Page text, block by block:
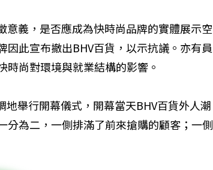
意義，是否應成為快時尚品牌的實體展示空
此宣布撤出BHV百貨，以示抗議。亦有員
尚對環境與就業結構的影響。
舉行開幕儀式，開幕當天BHV百貨外人潮
為二，一側排滿了前來搶購的顧客；一側